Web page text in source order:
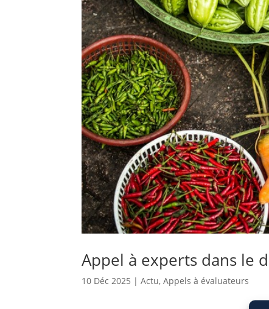
Appel à experts dans le
10 Déc 2025 |Actu,Appels à évaluateurs